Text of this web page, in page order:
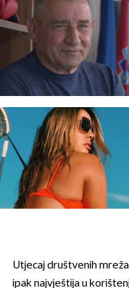
Utjecaj društvenih
ipak najvještija u